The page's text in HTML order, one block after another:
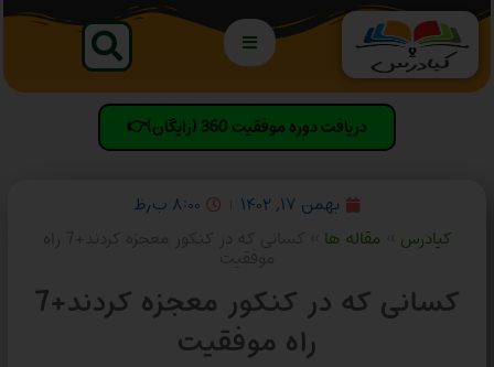
دریافت دوره موفقیت 360 (رایگان)👉
بهمن ۱۷, ۱۴۰۲
۸:۰۰ ب٫ظ
کیادرس
مقاله ها
کسانی که در کنکور معجزه کردند+7
راه موفقیت